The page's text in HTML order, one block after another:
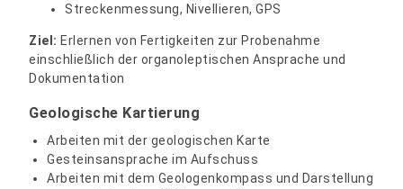
Streckenmessung, Nivellieren, GPS
Ziel: Erlernen von Fertigkeiten zur Probenahme
einschließlich der organoleptischen Ansprache und
Dokumentation
Geologische Kartierung
Arbeiten mit der geologischen Karte
Gesteinsansprache im Aufschuss
Arbeiten mit dem Geologenkompass und Darstellung